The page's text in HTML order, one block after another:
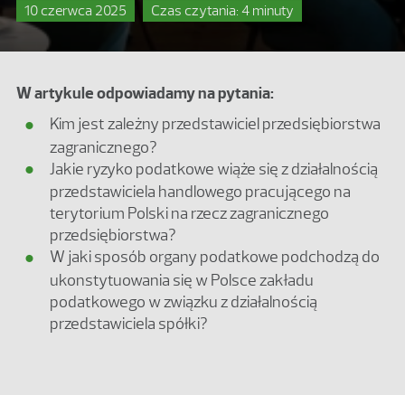
10 czerwca 2025 Czas czytania: 4 minuty
W artykule odpowiadamy na pytania:
Kim jest zależny przedstawiciel przedsiębiorstwa
zagranicznego?
Jakie ryzyko podatkowe wiąże się z działalnością
przedstawiciela handlowego pracującego na
terytorium Polski na rzecz zagranicznego
przedsiębiorstwa?
W jaki sposób organy podatkowe podchodzą do
ukonstytuowania się w Polsce zakładu
podatkowego w związku z działalnością
przedstawiciela spółki?